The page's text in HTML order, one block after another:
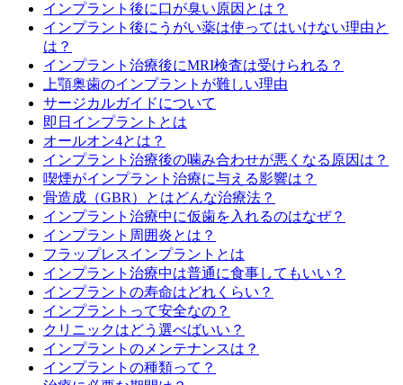
インプラント後に口が臭い原因とは？
インプラント後にうがい薬は使ってはいけない理由と
は？
インプラント治療後にMRI検査は受けられる？
上顎奥歯のインプラントが難しい理由
サージカルガイドについて
即日インプラントとは
オールオン4とは？
インプラント治療後の噛み合わせが悪くなる原因は？
喫煙がインプラント治療に与える影響は？
骨造成（GBR）とはどんな治療法？
インプラント治療中に仮歯を入れるのはなぜ？
インプラント周囲炎とは？
フラップレスインプラントとは
インプラント治療中は普通に食事してもいい？
インプラントの寿命はどれくらい？
インプラントって安全なの？
クリニックはどう選べばいい？
インプラントのメンテナンスは？
インプラントの種類って？